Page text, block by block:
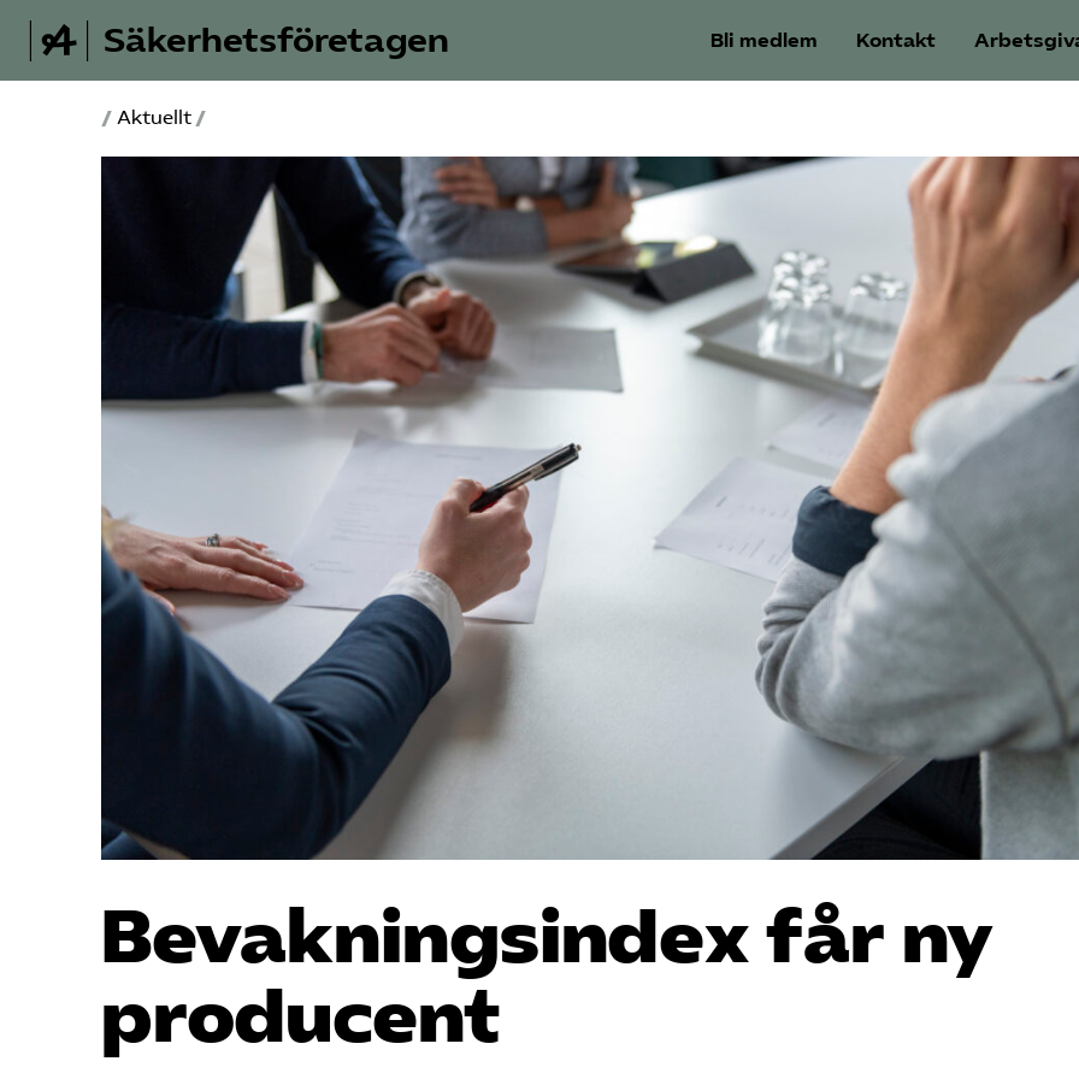
Säkerhetsföretagen Bli medlem Kontakt
/ Aktuellt /
Bevakningsindex får ny
producent